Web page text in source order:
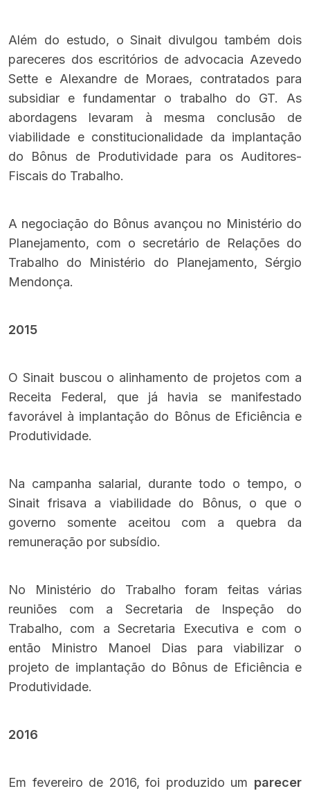
Além do estudo, o Sinait divulgou também dois
pareceres dos escritórios de advocacia Azevedo
Sette e Alexandre de Moraes, contratados para
subsidiar e fundamentar o trabalho do GT. As
abordagens levaram à mesma conclusão de
viabilidade e constitucionalidade da implantação
do Bônus de Produtividade para os Auditores-
Fiscais do Trabalho.
A negociação do Bônus avançou no Ministério do
Planejamento, com o secretário de Relações do
Trabalho do Ministério do Planejamento, Sérgio
Mendonça.
2015
O Sinait buscou o alinhamento de projetos com a
Receita Federal, que já havia se manifestado
favorável à implantação do Bônus de Eficiência e
Produtividade.
Na campanha salarial, durante todo o tempo, o
Sinait frisava a viabilidade do Bônus, o que o
governo somente aceitou com a quebra da
remuneração por subsídio.
No Ministério do Trabalho foram feitas várias
reuniões com a Secretaria de Inspeção do
Trabalho, com a Secretaria Executiva e com o
então Ministro Manoel Dias para viabilizar o
projeto de implantação do Bônus de Eficiência e
Produtividade.
2016
Em fevereiro de 2016, foi produzido um parecer